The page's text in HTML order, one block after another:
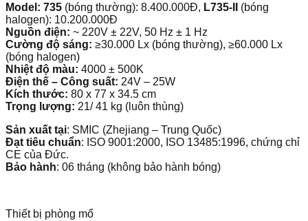
Model: 735 (bóng thường): 8.400.000Đ, L735-II (bóng
halogen): 10.200.000Đ
Nguồn điện: ~ 220V ± 22V, 50 Hz ± 1 Hz
Cường độ sáng: ≥30.000 Lx (bóng thường), ≥60.000 Lx
(bóng halogen)
Nhiệt độ màu: 4000 ± 500K
Điện thế – Công suất: 24V – 25W
Kích thước: 80 x 77 x 34.5 cm
Trọng lượng: 21/ 41 kg (luôn thùng)
Sản xuất tại: SMIC (Zhejiang – Trung Quốc)
Đạt tiêu chuẩn: ISO 9001:2000, ISO 13485:1996, chứng chỉ
CE của Đức.
Bảo hành: 06 tháng (không bảo hành bóng)
Thiết bị phòng mổ